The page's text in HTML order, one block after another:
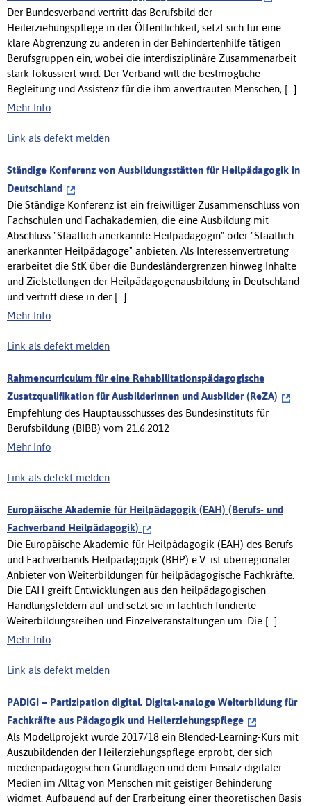
Der Bundesverband vertritt das Berufsbild der
Heilerziehungspflege in der Öffentlichkeit, setzt sich für eine
klare Abgrenzung zu anderen in der Behindertenhilfe tätigen
Berufsgruppen ein, wobei die interdisziplinäre Zusammenarbeit
stark fokussiert wird. Der Verband will die bestmögliche
Begleitung und Assistenz für die ihm anvertrauten Menschen, [...]
Mehr Info
Link als defekt melden
Ständige Konferenz von Ausbildungsstätten für Heilpädagogik in
Deutschland
Die Ständige Konferenz ist ein freiwilliger Zusammenschluss von
Fachschulen und Fachakademien, die eine Ausbildung mit
Abschluss "Staatlich anerkannte Heilpädagogin" oder "Staatlich
anerkannter Heilpädagoge" anbieten. Als Interessenvertretung
erarbeitet die StK über die Bundesländergrenzen hinweg Inhalte
und Zielstellungen der Heilpädagogenausbildung in Deutschland
und vertritt diese in der [...]
Mehr Info
Link als defekt melden
Rahmencurriculum für eine Rehabilitationspädagogische
Zusatzqualifikation für Ausbilderinnen und Ausbilder (ReZA)
Empfehlung des Hauptausschusses des Bundesinstituts für
Berufsbildung (BIBB) vom 21.6.2012
Mehr Info
Link als defekt melden
Europäische Akademie für Heilpädagogik (EAH) (Berufs- und
Fachverband Heilpädagogik)
Die Europäische Akademie für Heilpädagogik (EAH) des Berufs-
und Fachverbands Heilpädagogik (BHP) e.V. ist überregionaler
Anbieter von Weiterbildungen für heilpädagogische Fachkräfte.
Die EAH greift Entwicklungen aus den heilpädagogischen
Handlungsfeldern auf und setzt sie in fachlich fundierte
Weiterbildungsreihen und Einzelveranstaltungen um. Die [...]
Mehr Info
Link als defekt melden
PADIGI – Partizipation digital. Digital-analoge Weiterbildung für
Fachkräfte aus Pädagogik und Heilerziehungspflege
Als Modellprojekt wurde 2017/18 ein Blended-Learning-Kurs mit
Auszubildenden der Heilerziehungspflege erprobt, der sich
medienpädagogischen Grundlagen und dem Einsatz digitaler
Medien im Alltag von Menschen mit geistiger Behinderung
widmet. Aufbauend auf der Erarbeitung einer theoretischen Basis